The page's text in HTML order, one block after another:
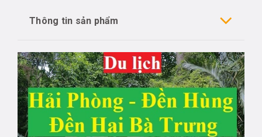
Thông tin sản phẩm